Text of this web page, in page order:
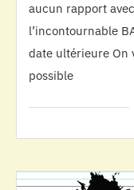
aucun rapport
l’incontournable
date ultérieure On
possible